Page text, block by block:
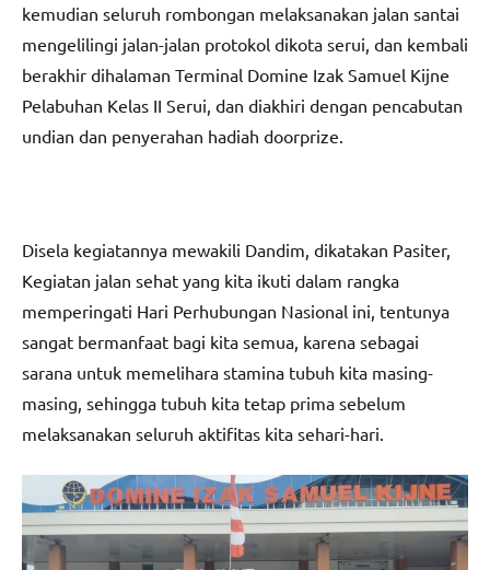
kemudian seluruh rombongan melaksanakan jalan santai
mengelilingi jalan-jalan protokol dikota serui, dan kembali
berakhir dihalaman Terminal Domine Izak Samuel Kijne
Pelabuhan Kelas II Serui, dan diakhiri dengan pencabutan
undian dan penyerahan hadiah doorprize.
Disela kegiatannya mewakili Dandim, dikatakan Pasiter,
Kegiatan jalan sehat yang kita ikuti dalam rangka
memperingati Hari Perhubungan Nasional ini, tentunya
sangat bermanfaat bagi kita semua, karena sebagai
sarana untuk memelihara stamina tubuh kita masing-
masing, sehingga tubuh kita tetap prima sebelum
melaksanakan seluruh aktifitas kita sehari-hari.